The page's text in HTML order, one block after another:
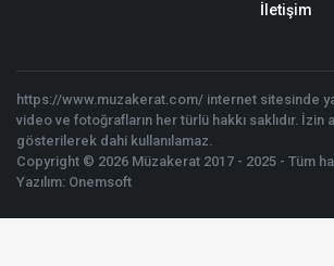
İletişim
https://www.muzakerat.com/ internet sitesinde
video ve fotoğrafların her türlü hakkı saklıdır. İzin
gösterilerek dahi kullanılamaz.
Copyright © 2026 Müzakerat 2017 - 2025 - Tüm
Yazılım: Onemsoft